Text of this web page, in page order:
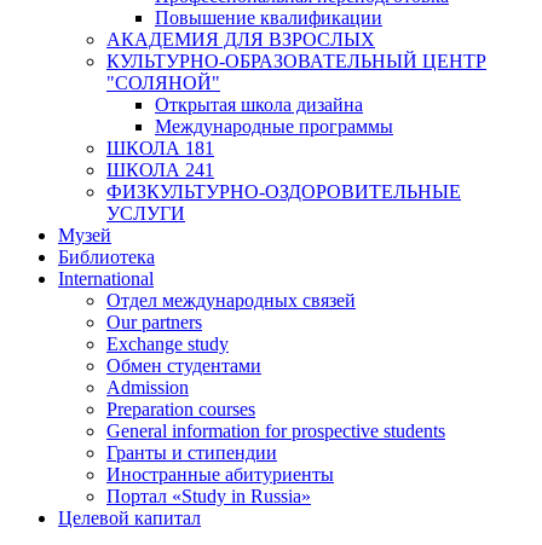
Повышение квалификации
АКАДЕМИЯ ДЛЯ ВЗРОСЛЫХ
КУЛЬТУРНО-ОБРАЗОВАТЕЛЬНЫЙ ЦЕНТР
"СОЛЯНОЙ"
Открытая школа дизайна
Международные программы
ШКОЛА 181
ШКОЛА 241
ФИЗКУЛЬТУРНО-ОЗДОРОВИТЕЛЬНЫЕ
УСЛУГИ
Музей
Библиотека
International
Отдел международных связей
Our partners
Exchange study
Обмен студентами
Admission
Preparation courses
General information for prospective students
Гранты и стипендии
Иностранные абитуриенты
Портал «Study in Russia»
Целевой капитал